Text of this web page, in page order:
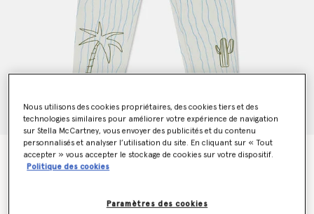
Jean avec imprime skateboard
Prix réduit à partir de
€130.00jusqu’à
€78.00
Nous utilisons des cookies propriétaires, des cookies tiers et des
technologies similaires pour améliorer votre expérience de navigation
sur Stella McCartney, vous envoyer des publicités et du contenu
personnalisés et analyser l’utilisation du site. En cliquant sur « Tout
accepter » vous accepter le stockage de cookies sur votre dispositif.
Politique des cookies
Paramètres des cookies